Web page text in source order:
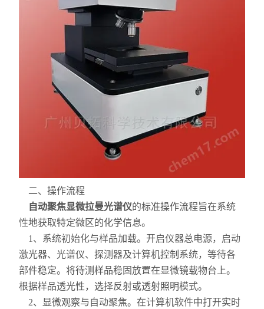
二、操作流程
自动聚焦显微拉曼光谱仪的标准操作流程旨在系统
性地获取特定微区的化学信息。
1、系统初始化与样品加载。开启仪器总电源，启动
激光器、光谱仪、探测器及计算机控制系统，等待各
部件稳定。将待测样品稳固放置在显微镜载物台上。
根据样品透光性，选择反射或透射照明模式。
2、显微观察与自动聚焦。在计算机软件中打开实时